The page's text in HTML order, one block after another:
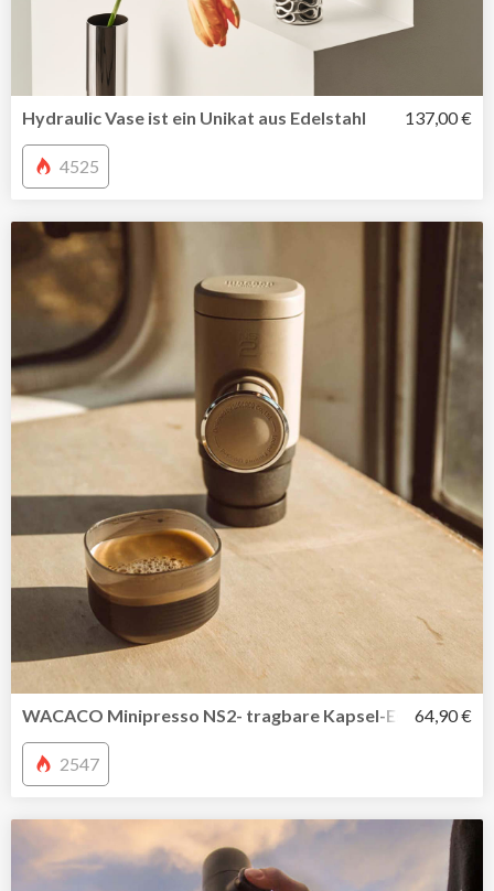
Hydraulic Vase ist ein Unikat aus Edelstahl 137,00 €
4525
WACACO Minipresso NS2- tragbare Kapsel- 64,90 €
2547